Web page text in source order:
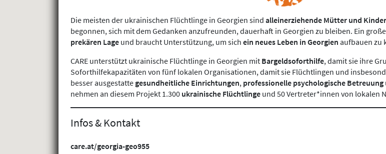
Die meisten der ukrainischen Flüchtlinge in Georgien sind alleinerziehende Mütter und Kinder
begonnen, sich mit dem Gedanken anzufreunden, dauerhaft in Georgien zu bleiben. Ein
prekären Lage und braucht Unterstützung, um sich ein neues Leben in Georgien aufbauen zu
CARE unterstützt ukrainische Flüchtlinge in Georgien mit Bargeldsoforthilfe, damit sie ihre
Soforthilfekapazitäten von fünf lokalen Organisationen, damit sie Flüchtlingen und
besser ausgestatte gesundheitliche Einrichtungen, professionelle psychologische Betreuung
nehmen an diesem Projekt 1.300 ukrainische Flüchtlinge und 50 Vertreter*innen von lokalen
Infos & Kontakt
care.at/georgia-geo955